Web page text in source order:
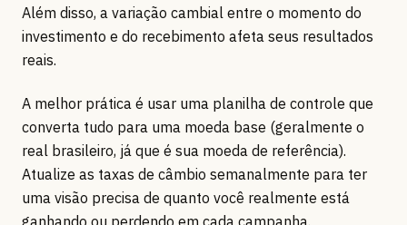
Além disso, a variação cambial entre o momento do
investimento e do recebimento afeta seus resultados
reais.
A melhor prática é usar uma planilha de controle que
converta tudo para uma moeda base (geralmente o
real brasileiro, já que é sua moeda de referência).
Atualize as taxas de câmbio semanalmente para ter
uma visão precisa de quanto você realmente está